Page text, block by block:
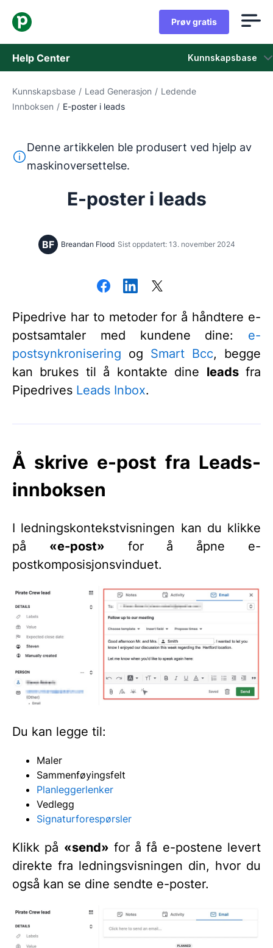
Prøv gratis
Help Center Kunnskapsbase
Kunnskapsbase
Kontakt kundestøtten
Kunnskapsbase / Lead Generasjon / Ledende
Innboksen / E-poster i leads
Denne teksten ble oversatt fra engelsk ved hjelp av et
Denne artikkelen ble produsert ved hjelp av
maskinoversettelse.
E-poster i leads
BF Breandan Flood Sist oppdatert: 13. november 2024
Pipedrive har to metoder for å håndtere e-
postsamtaler med kundene dine: e-
postsynkronisering og Smart Bcc, begge
kan brukes til å kontakte dine leadsfra
Pipedrives Leads Inbox.
Å skrive e-post fra Leads-
innboksen
I ledningskontekstvisningen kan du klikke
på «e-post» for å åpne e-
postkomposisjonsvinduet.
Du kan legge til:
Maler
Sammenføyingsfelt
Planleggerlenker
Vedlegg
Signaturforespørsler
Klikk på «send» for å få e-postene levert
direkte fra ledningsvisningen din, hvor du
også kan se dine sendte e-poster.